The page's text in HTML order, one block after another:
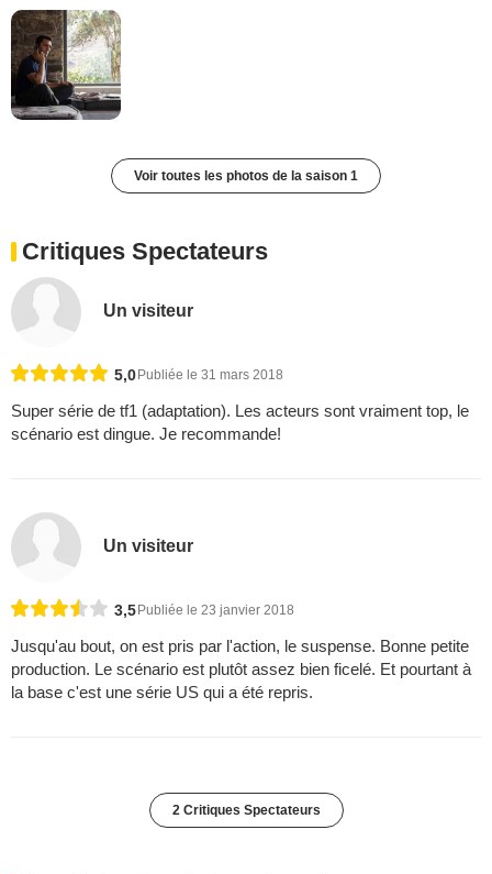
Voir toutes les photos de la saison 1
Critiques Spectateurs
Un visiteur
5,0 Publiée le 31 mars 2018
Super série de tf1 (adaptation). Les acteurs sont vraiment top, le
scénario est dingue. Je recommande!
Un visiteur
3,5 Publiée le 23 janvier 2018
Jusqu'au bout, on est pris par l'action, le suspense. Bonne petite
production. Le scénario est plutôt assez bien ficelé. Et pourtant à
la base c'est une série US qui a été repris.
2 Critiques Spectateurs